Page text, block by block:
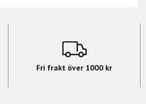
Fri frakt över 1000 kr